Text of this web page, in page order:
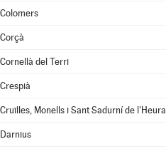
Colomers
Corçà
Cornellà del Terri
Crespià
Cruïlles, Monells i Sant Sadurní de l'Heura
Darnius